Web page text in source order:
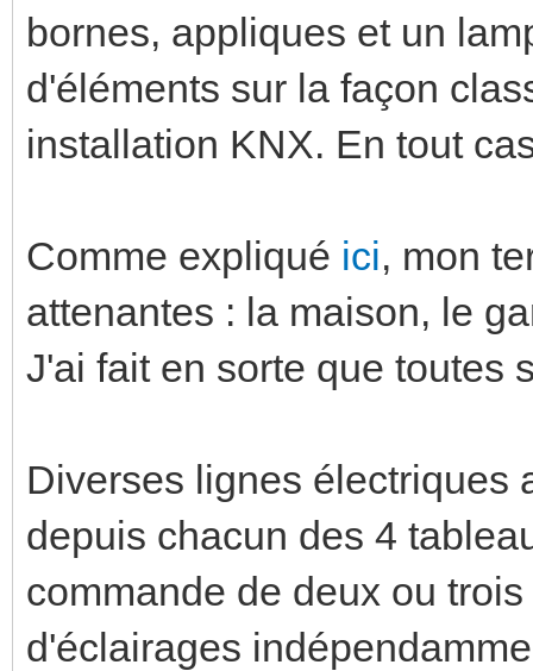
bornes, appliques et un
d'éléments sur la façon
installation KNX. En tout
Comme expliqué ici, mon
attenantes : la maison, le
J'ai fait en sorte que toutes
Diverses lignes électriques
depuis chacun des 4
commande de deux ou
d'éclairages